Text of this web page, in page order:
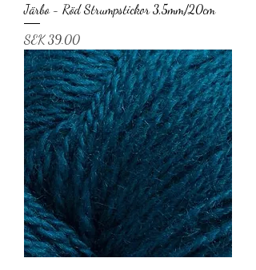
Järbo - Röd Strumpstickor 3,5mm/20cm
Price
SEK 39.00